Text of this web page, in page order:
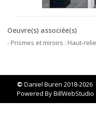
Oeuvre(s) associée(s)
- Prismes et miroirs : Haut-
© Daniel Buren 2018-2026
Powered ByBillWebStudio